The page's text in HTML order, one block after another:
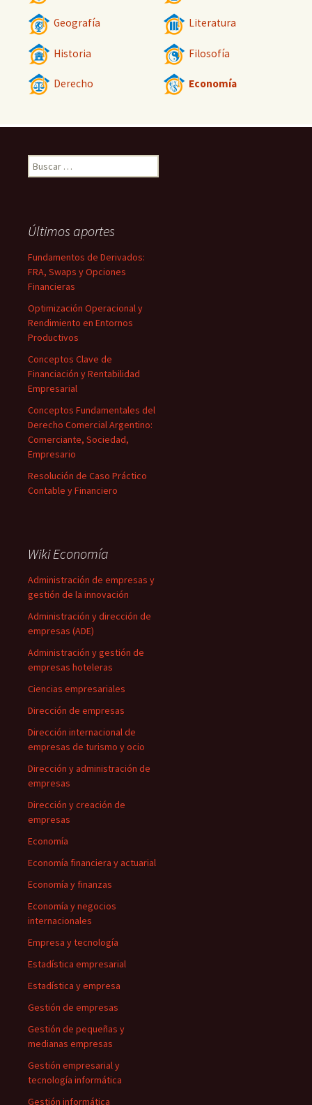
Geografía Literatura
Historia Filosofía
Derecho Economía
Buscar:
Últimos aportes
Fundamentos de Derivados:
FRA, Swaps y Opciones
Financieras
Optimización Operacional y
Rendimiento en Entornos
Productivos
Conceptos Clave de
Financiación y Rentabilidad
Empresarial
Conceptos Fundamentales del
Derecho Comercial Argentino:
Comerciante, Sociedad,
Empresario
Resolución de Caso Práctico
Contable y Financiero
Wiki Economía
Administración de empresas y
gestión de la innovación
Administración y dirección de
empresas (ADE)
Administración y gestión de
empresas hoteleras
Ciencias empresariales
Dirección de empresas
Dirección internacional de
empresas de turismo y ocio
Dirección y administración de
empresas
Dirección y creación de
empresas
Economía
Economía financiera y actuarial
Economía y finanzas
Economía y negocios
internacionales
Empresa y tecnología
Estadística empresarial
Estadística y empresa
Gestión de empresas
Gestión de pequeñas y
medianas empresas
Gestión empresarial y
tecnología informática
Gestión informática